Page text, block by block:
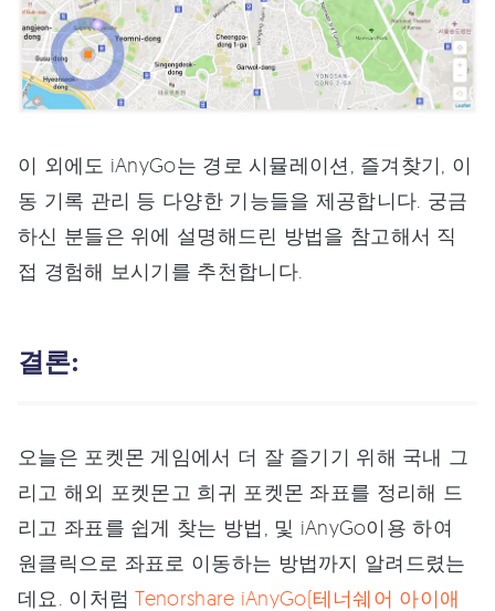
이 외에도 iAnyGo는 경로 시뮬레이션, 즐겨찾기, 이
동 기록 관리 등 다양한 기능들을 제공합니다. 궁금
하신 분들은 위에 설명해드린 방법을 참고해서 직
접 경험해 보시기를 추천합니다.
결론:
오늘은 포켓몬 게임에서 더 잘 즐기기 위해 국내 그
리고 해외 포켓몬고 희귀 포켓몬 좌표를 정리해 드
리고 좌표를 쉽게 찾는 방법, 및 iAnyGo이용 하여
원클릭으로 좌표로 이동하는 방법까지 알려드렸는
데요. 이처럼Tenorshare iAnyGo(테너쉐어 아이애